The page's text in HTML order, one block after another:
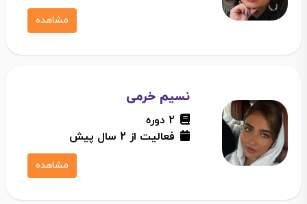
مشاهده
نسیم خرمی
2 دوره
فعالیت از 2 سال پیش
مشاهده